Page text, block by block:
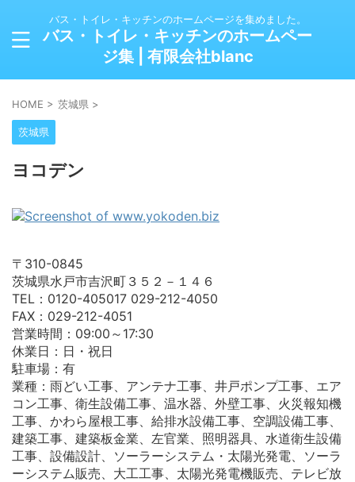
バス・トイレ・キッチンのホームページを集めました。
バス・トイレ・キッチンのホームペー
ジ集 | 有限会社blanc
HOME > 茨城県 >
茨城県
ヨコデン
〒310-0845
茨城県水戸市吉沢町３５２－１４６
TEL：0120-405017 029-212-4050
FAX：029-212-4051
営業時間：09:00～17:30
休業日：日・祝日
駐車場：有
業種：雨どい工事、アンテナ工事、井戸ポンプ工事、エア
コン工事、衛生設備工事、温水器、外壁工事、火災報知機
工事、かわら屋根工事、給排水設備工事、空調設備工事、
建築工事、建築板金業、左官業、照明器具、水道衛生設備
工事、設備設計、ソーラーシステム・太陽光発電、ソーラ
ーシステム販売、大工工事、太陽光発電機販売、テレビ放